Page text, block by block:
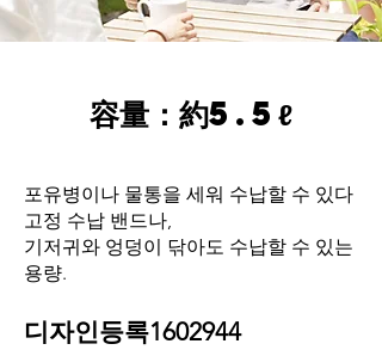
容量：約5.5ℓ
포유병이나 물통을 세워 수납할 수 있다
고정 수납 밴드나,
기저귀와 엉덩이 닦아도 수납할 수 있는
용량.
디자인등록1602944